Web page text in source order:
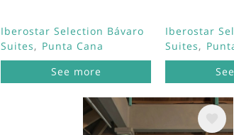
Iberostar Selection Bávaro
Suites
Punta Cana
See more
Iberostar
Suites
Bild